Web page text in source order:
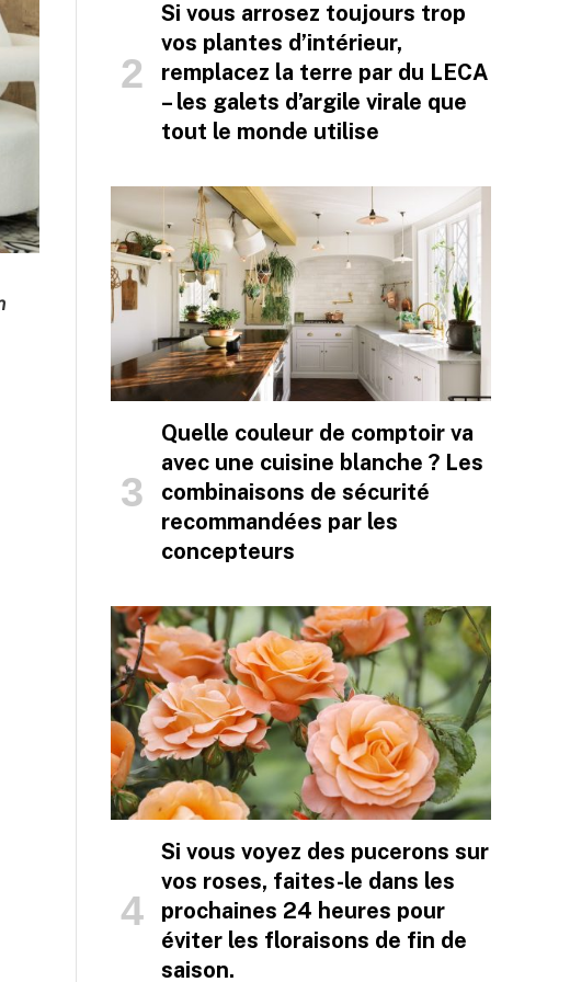
Si vous arrosez toujours trop
vos plantes d’intérieur,
remplacez la terre par du LECA
– les galets d’argile virale que
tout le monde utilise
Quelle couleur de comptoir va
avec une cuisine blanche ? Les
combinaisons de sécurité
recommandées par les
concepteurs
Si vous voyez des pucerons sur
vos roses, faites-le dans les
prochaines 24 heures pour
éviter les floraisons de fin de
saison.